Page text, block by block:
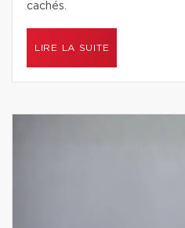
cachés.
LIRE LA SUITE